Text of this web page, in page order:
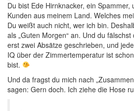
Du bist Ede Hirnknacker, ein
Kunden aus meinem Land. Welches
Du weißt auch nicht, wer ich bin.
als „Guten Morgen“ an. Und du
erst zwei Absätze geschrieben, und
IQ über der Zimmertemperatur ist
bist.
Und da fragst du mich nach
sagen: Gern doch. Ich ziehe die Hose